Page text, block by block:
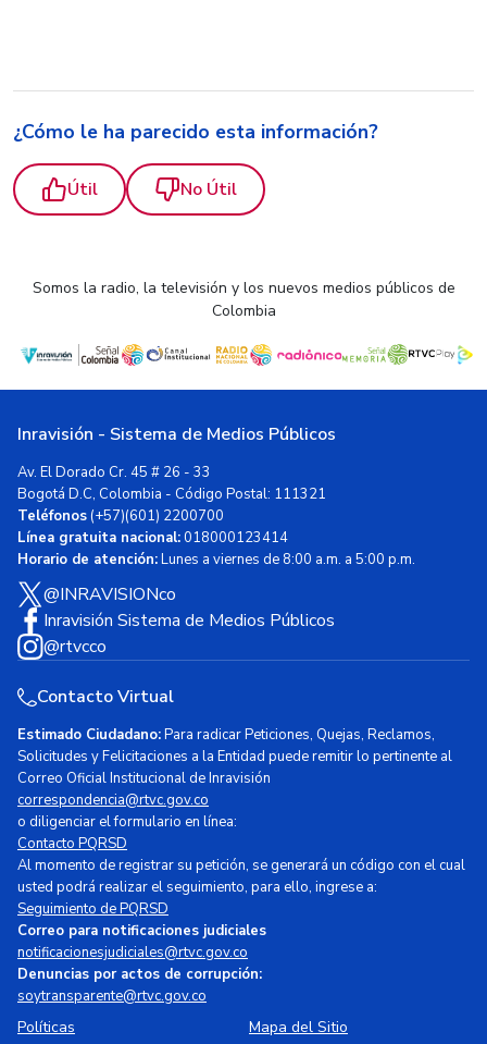
¿Cómo le ha parecido esta información?
Útil No Útil
Somos la radio, la televisión y los nuevos medios públicos de
Colombia
Inravisión - Sistema de Medios Públicos
Av. El Dorado Cr. 45 # 26 - 33
Bogotá D.C, Colombia - Código Postal: 111321
Teléfonos(+57)(601) 2200700
Línea gratuita nacional:018000123414
Horario de atención:Lunes a viernes de 8:00 a.m. a 5:00 p.m.
@INRAVISIONco
Inravisión Sistema de Medios Públicos
@rtvcco
Contacto Virtual
Estimado Ciudadano:Para radicar Peticiones, Quejas, Reclamos,
Solicitudes y Felicitaciones a la Entidad puede remitir lo pertinente al
Correo Oficial Institucional de Inravisión
correspondencia@rtvc.gov.co
o diligenciar el formulario en línea:
Contacto PQRSD
Al momento de registrar su petición, se generará un código con el cual
usted podrá realizar el seguimiento, para ello, ingrese a:
Seguimiento de PQRSD
Correo para notificaciones judiciales
notificacionesjudiciales@rtvc.gov.co
Denuncias por actos de corrupción:
soytransparente@rtvc.gov.co
Políticas Mapa del Sitio